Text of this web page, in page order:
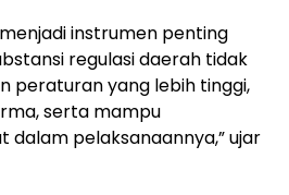
instrumen penting
regulasi daerah tidak
peraturan yang lebih tinggi,
serta mampu
pelaksanaannya,” ujar